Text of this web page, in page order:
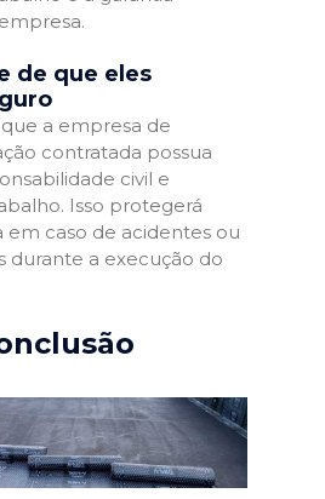
de que eles
a empresa de
contratada possua
civil e
Isso protegerá
em caso de acidentes ou
durante a execução do